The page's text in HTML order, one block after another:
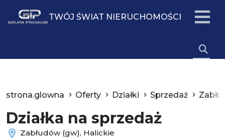
TWÓJ ŚWIAT NIERUCHOMOŚCI
strona.glowna Oferty Działki Sprzedaż
Działka na sprzedaż
Zabłudów (gw), Halickie